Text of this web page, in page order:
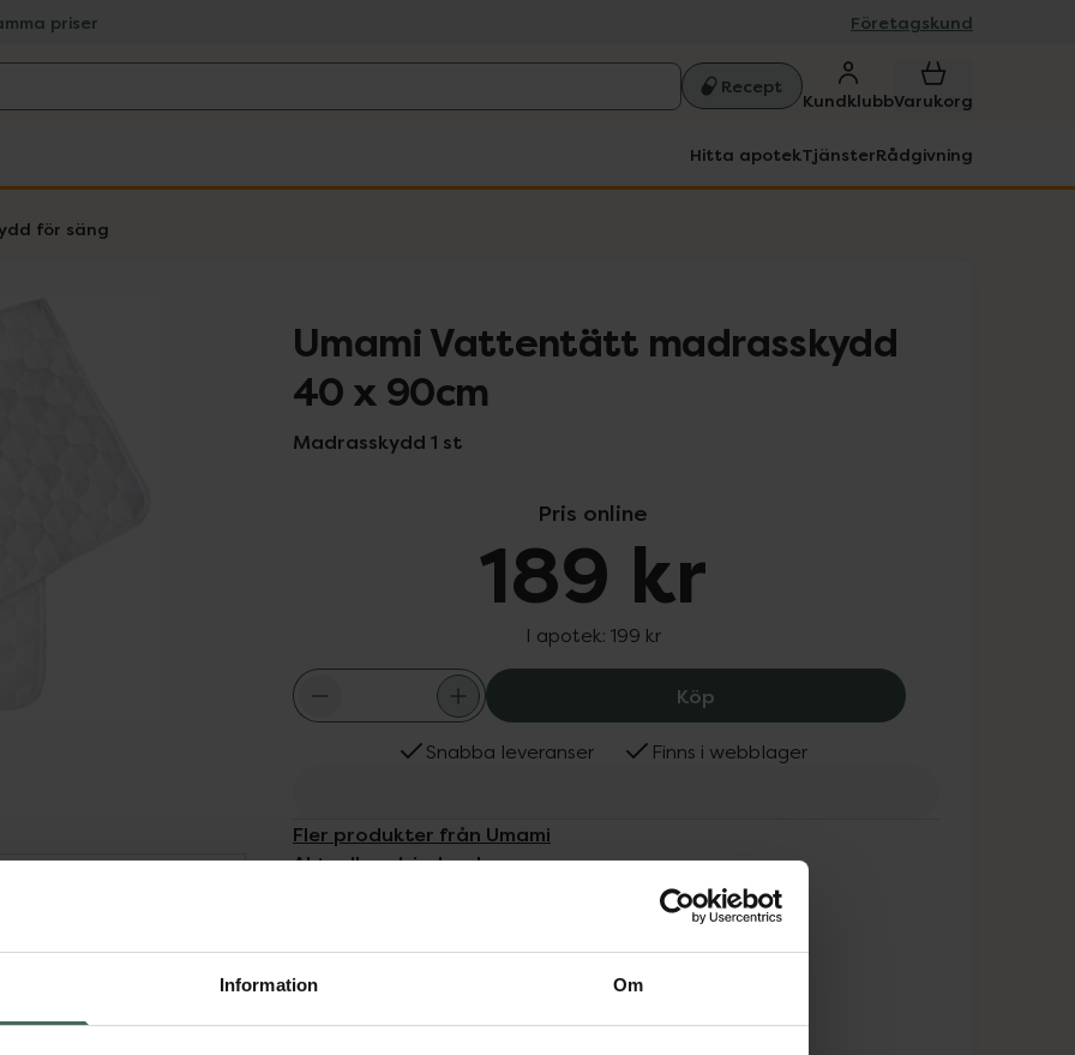
Information Om
priser Företagskund
Recept
KundklubbVarukorg
Hitta apotekTjänsterRådgivning
för säng
Umami Vattentätt madrasskydd
40 x 90cm
Madrasskydd 1 st
Pris online
189 kr
I apotek: 199 kr
Köp Umami Vattentätt madrasskydd 40
Snabba leveranser Finns i webblager
Fler produkter från Umami
Aktuella erbjudanden
tvättbar
Secura har en
ger en säker
ut